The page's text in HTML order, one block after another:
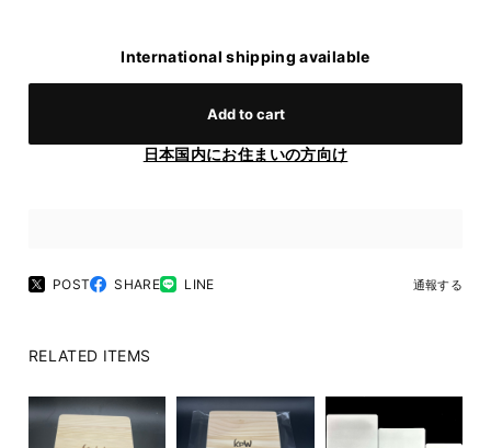
International shipping available
Add to cart
日本国内にお住まいの方向け
POST SHARE LINE 通報する
RELATED ITEMS